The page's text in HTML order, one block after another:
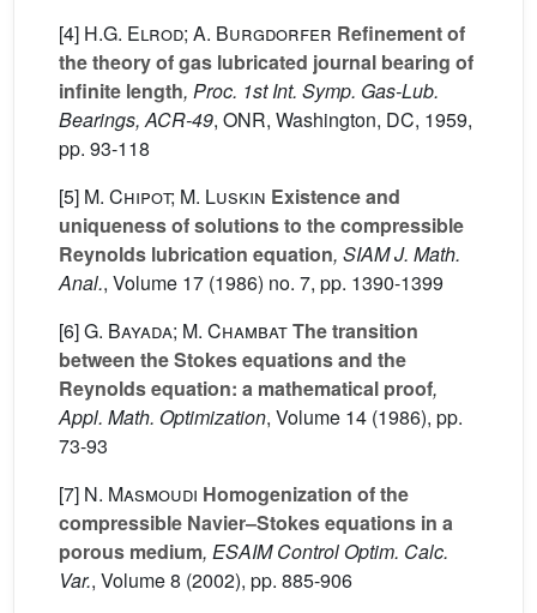
[4] H.G. Elrod; A. Burgdorfer Refinement of
the theory of gas lubricated journal bearing of
infinite length, Proc. 1st Int. Symp. Gas-Lub.
Bearings, ACR-49, ONR, Washington, DC, 1959,
pp. 93-118
[5] M. Chipot; M. Luskin Existence and
uniqueness of solutions to the compressible
Reynolds lubrication equation, SIAM J. Math.
Anal., Volume 17 (1986) no. 7, pp. 1390-1399
[6]G. Bayada; M. ChambatThe transition
between the Stokes equations and the
Reynolds equation: a mathematical proof,
Appl. Math. Optimization, Volume 14 (1986), pp.
73-93
[7] N. Masmoudi Homogenization of the
compressible Navier–Stokes equations in a
porous medium, ESAIM Control Optim. Calc.
Var., Volume 8 (2002), pp. 885-906